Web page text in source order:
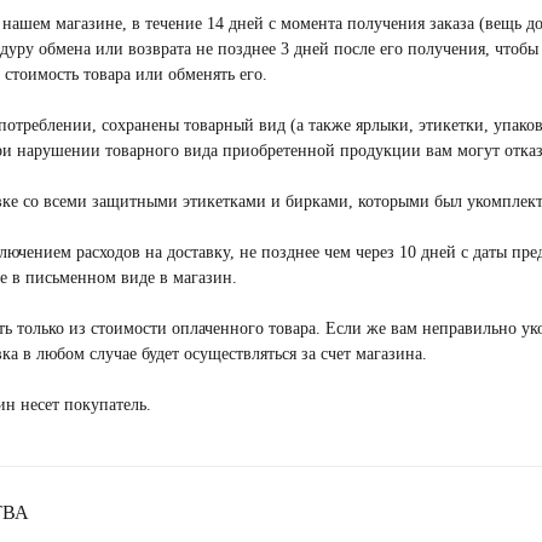
магазину и третьим лицам.
пользователя 3d
качества, платеж может
магазине, в течение 14 дней с момента получения заказа (вещь
обмена или возврата не позднее 3 дней после его получения,
товара или обменять его.
сохранены товарный вид (а также ярлыки, этикетки,
товарного вида приобретенной продукции вам могут
со всеми защитными этикетками и бирками, которыми был
расходов на доставку, не позднее чем через 10 дней с даты
в письменном виде в магазин.
только из стоимости оплаченного товара. Если же вам неправильно
в любом случае будет осуществляться за счет магазина.
несет покупатель.